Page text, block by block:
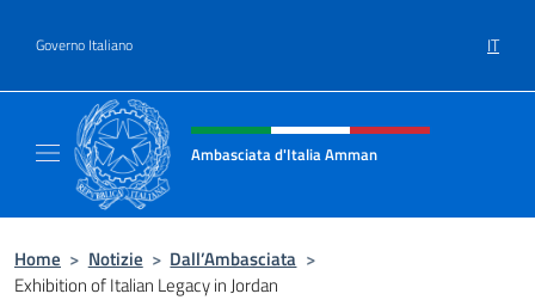
Governo Italiano IT
Intestazione sito, social e menù
Ambasciata d'Italia Amman
Home > Notizie > Dall’Ambasciata >
Exhibition of Italian Legacy in Jordan